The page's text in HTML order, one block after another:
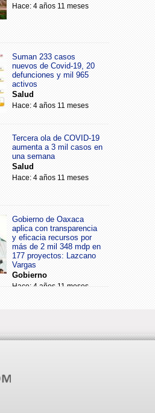
Hace: 4 años 11 meses
Suman 233 casos
nuevos de Covid-19, 20
defunciones y mil 965
activos
Salud
Hace: 4 años 11 meses
Tercera ola de COVID-19
aumenta a 3 mil casos en
una semana
Salud
Hace: 4 años 11 meses
Gobierno de Oaxaca
aplica con transparencia
y eficacia recursos por
más de 2 mil 348 mdp en
177 proyectos: Lazcano
Vargas
Gobierno
Hace: 4 años 11 meses